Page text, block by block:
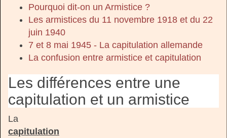
Pourquoi dit-on un Armistice ?
Les armistices du 11 novembre 1918 et du 22
juin 1940
7 et 8 mai 1945 - La capitulation allemande
La confusion entre armistice et capitulation
Les différences entre une
capitulation et un armistice
La
capitulation